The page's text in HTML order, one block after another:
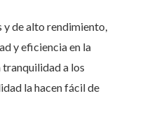
y de alto rendimiento,
y eficiencia en la
tranquilidad a los
la hacen fácil de